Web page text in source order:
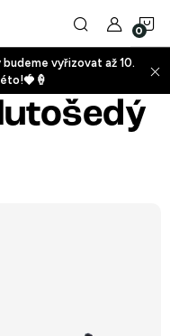
+
vyřizovat až 10.